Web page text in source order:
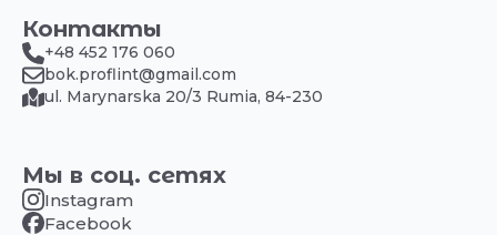
Контакты
+48 452 176 060
bok.proflint@gmail.com
ul. Marynarska 20/3 Rumia, 84-230
Мы в соц. сетях
Instagram
Facebook